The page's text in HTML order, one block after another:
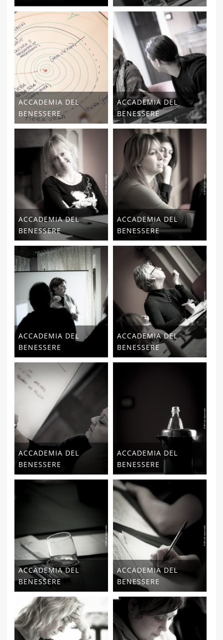
ACCADEMIA DEL
BENESSERE
ACCADEMIA DEL
BENESSERE
ACCADEMIA DEL
BENESSERE
ACCADEMIA DEL
BENESSERE
ACCADEMIA DEL
BENESSERE
ACCADEMIA DEL
BENESSERE
ACCADEMIA DEL
BENESSERE
ACCADEMIA DEL
BENESSERE
ACCADEMIA DEL
BENESSERE
ACCADEMIA DEL
BENESSERE